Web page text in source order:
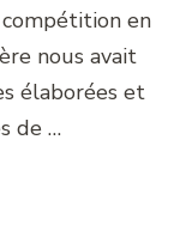
en
nous avait
élaborées et
de …